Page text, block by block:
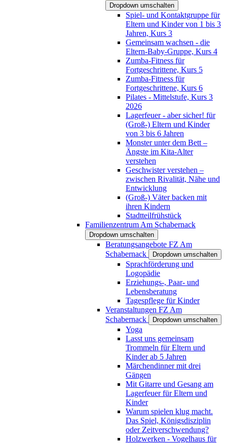
Dropdown umschalten
Spiel- und Kontaktgruppe für
Eltern und Kinder von 1 bis 3
Jahren, Kurs 3
Gemeinsam wachsen - die
Eltern-Baby-Gruppe, Kurs 4
Zumba-Fitness für
Fortgeschrittene, Kurs 5
Zumba-Fitness für
Fortgeschrittene, Kurs 6
Pilates - Mittelstufe, Kurs 3
2026
Lagerfeuer - aber sicher! für
(Groß-) Eltern und Kinder
von 3 bis 6 Jahren
Monster unter dem Bett –
Ängste im Kita-Alter
verstehen
Geschwister verstehen –
zwischen Rivalität, Nähe und
Entwicklung
(Groß-) Väter backen mit
ihren Kindern
Stadtteilfrühstück
Familienzentrum Am Schabernack
Dropdown umschalten
Beratungsangebote FZ Am
Schabernack
Dropdown umschalten
Sprachförderung und
Logopädie
Erziehungs-, Paar- und
Lebensberatung
Tagespflege für Kinder
Veranstaltungen FZ Am
Schabernack
Dropdown umschalten
Yoga
Lasst uns gemeinsam
Trommeln für Eltern und
Kinder ab 5 Jahren
Märchendinner mit drei
Gängen
Mit Gitarre und Gesang am
Lagerfeuer für Eltern und
Kinder
Warum spielen klug macht.
Das Spiel, Königsdisziplin
oder Zeitverschwendung?
Holzwerken - Vogelhaus für